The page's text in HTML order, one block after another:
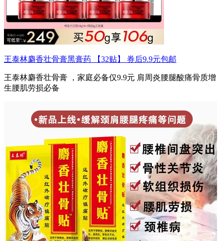
王泰林麝香壮骨膏黑膏药 【32贴】 券后9.9元包邮
王泰林麝香壮骨膏 ，家庭必备仅9.9元 肩周炎腰腿酸痛骨质增
生腰肌劳损必备